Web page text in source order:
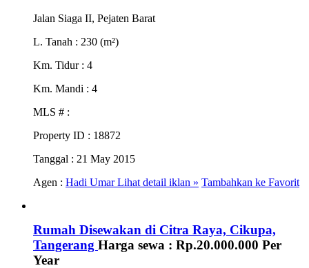
Jalan Siaga II, Pejaten Barat
L. Tanah : 230 (m²)
Km. Tidur : 4
Km. Mandi : 4
MLS # :
Property ID : 18872
Tanggal : 21 May 2015
Agen : Hadi UmarLihat detail iklan » Tambahkan ke Favorit
Rumah Disewakan di Citra Raya, Cikupa,
Tangerang Harga sewa : Rp.20.000.000 Per
Year